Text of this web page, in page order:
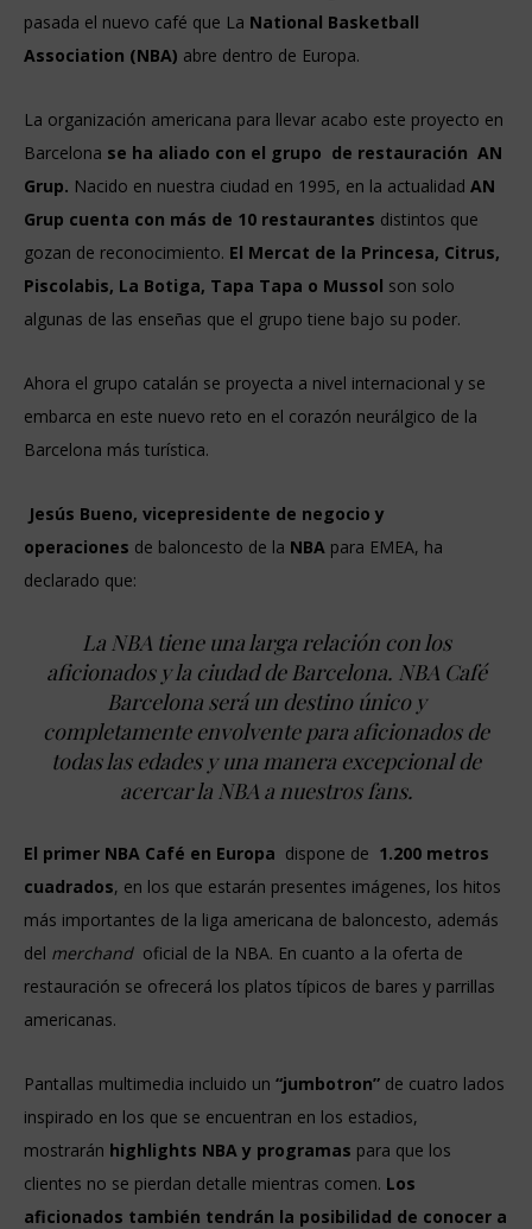
pasada el nuevo café que La National Basketball
Association (NBA) abre dentro de Europa.
La organización americana para llevar acabo este proyecto en
Barcelona se ha aliado con el grupo de restauración AN
Grup. Nacido en nuestra ciudad en 1995, en la actualidad AN
Grup cuenta con más de 10 restaurantes distintos que
gozan de reconocimiento. El Mercat de la Princesa, Citrus,
Piscolabis, La Botiga, Tapa Tapa o Mussol son solo
algunas de las enseñas que el grupo tiene bajo su poder.
Ahora el grupo catalán se proyecta a nivel internacional y se
embarca en este nuevo reto en el corazón neurálgico de la
Barcelona más turística.
Jesús Bueno, vicepresidente de negocio y
operaciones de baloncesto de la NBA para EMEA, ha
declarado que:
La NBA tiene una larga relación con los
aficionados y la ciudad de Barcelona. NBA Café
Barcelona será un destino único y
completamente envolvente para aficionados de
todas las edades y una manera excepcional de
acercar la NBA a nuestros fans.
El primer NBA Café en Europa dispone de 1.200 metros
cuadrados, en los que estarán presentes imágenes, los hitos
más importantes de la liga americana de baloncesto, además
del merchand oficial de la NBA. En cuanto a la oferta de
restauración se ofrecerá los platos típicos de bares y parrillas
americanas.
Pantallas multimedia incluido un “jumbotron” de cuatro lados
inspirado en los que se encuentran en los estadios,
mostrarán highlights NBA y programas para que los
clientes no se pierdan detalle mientras comen. Los
aficionados también tendrán la posibilidad de conocer a